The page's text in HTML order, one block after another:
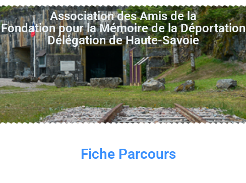
Association des Amis de la
Fondation pour la Mémoire de la Déportation
Délégation de Haute-Savoie
Fiche Parcours